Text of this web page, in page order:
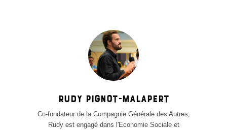
Rudy Pignot-Malapert
Co-fondateur de la Compagnie Générale des Autres,
Rudy est engagé dans l'Economie Sociale et